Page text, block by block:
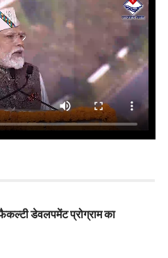
फैकल्टी डेवलपमेंट प्रोग्राम का